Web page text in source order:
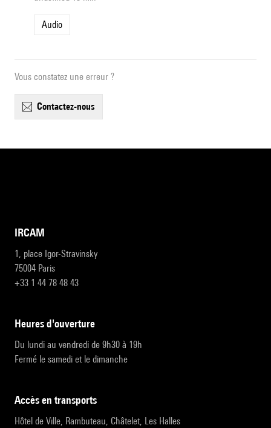
Audio
Vous constatez une erreur ?
contactez-nous
IRCAM
1, place Igor-Stravinsky
75004 Paris
+33 1 44 78 48 43
heures d'ouverture
Du lundi au vendredi de 9h30 à 19h
Fermé le samedi et le dimanche
accès en transports
Hôtel de Ville, Rambuteau, Châtelet, Les Halles